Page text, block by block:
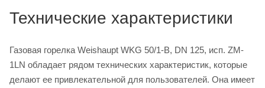
Технические характеристики
Газовая горелка Weishaupt WKG 50/1-B, DN 125, исп. ZM-
1LN обладает рядом технических характеристик, которые
делают ее привлекательной для пользователей. Она имеет